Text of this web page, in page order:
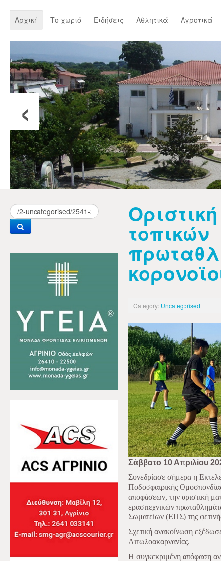
Αρχική Το χωριό Ειδήσεις Αθλητικά Αγροτικά
‹
τοπικών
Category: Uncategorised
Σάββατο 10 Απριλίου
Συνεδρίασε σήμερα η
Ποδοσφαιρικής
αποφάσεων, την οριστική
ερασιτεχνικών
Σωματείων (ΕΠΣ) της
Σχετική ανακοίνωση
Αιτωλοακαρνανίας.
Η συγκεκριμένη απόφαση